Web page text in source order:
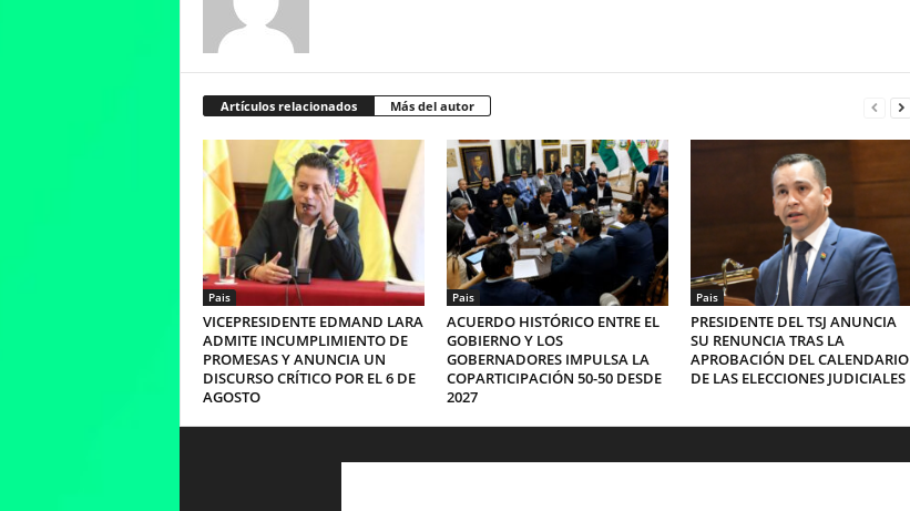
Artículos relacionados Más del autor
Pais
VICEPRESIDENTE EDMAND LARA
ADMITE INCUMPLIMIENTO DE
PROMESAS Y ANUNCIA UN
DISCURSO CRÍTICO POR EL 6 DE
AGOSTO
Pais
ACUERDO HISTÓRICO ENTRE EL
GOBIERNO Y LOS
GOBERNADORES IMPULSA LA
COPARTICIPACIÓN 50-50 DESDE
2027
Pais
PRESIDENTE DEL TSJ ANUNCIA
SU RENUNCIA TRAS LA
APROBACIÓN DEL CALENDARIO
DE LAS ELECCIONES JUDICIALES